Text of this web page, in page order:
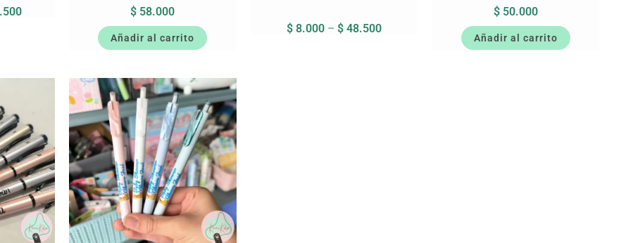
$ 58.000
Añadir al carrito
$ 8.000 – $ 48.500
$50.000
Añadir al carrito